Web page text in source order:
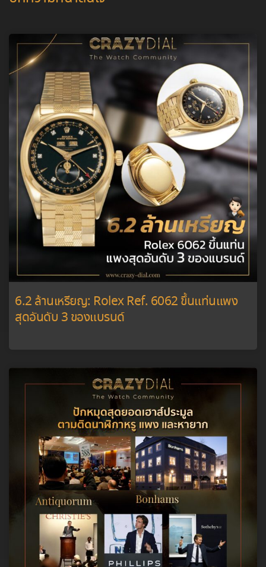
6.2 ล้านเหรียญ: Rolex Ref. 6062 ขึ้นแท่นแพง
สุดอันดับ 3 ของแบรนด์